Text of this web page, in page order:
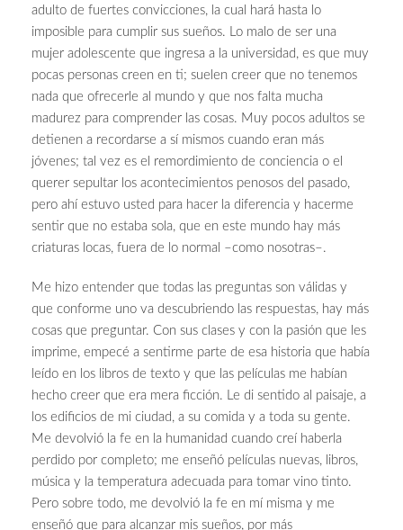
adulto de fuertes convicciones, la cual hará hasta lo
imposible para cumplir sus sueños. Lo malo de ser una
mujer adolescente que ingresa a la universidad, es que muy
pocas personas creen en ti; suelen creer que no tenemos
nada que ofrecerle al mundo y que nos falta mucha
madurez para comprender las cosas. Muy pocos adultos se
detienen a recordarse a sí mismos cuando eran más
jóvenes; tal vez es el remordimiento de conciencia o el
querer sepultar los acontecimientos penosos del pasado,
pero ahí estuvo usted para hacer la diferencia y hacerme
sentir que no estaba sola, que en este mundo hay más
criaturas locas, fuera de lo normal –como nosotras–.
Me hizo entender que todas las preguntas son válidas y
que conforme uno va descubriendo las respuestas, hay más
cosas que preguntar. Con sus clases y con la pasión que les
imprime, empecé a sentirme parte de esa historia que había
leído en los libros de texto y que las películas me habían
hecho creer que era mera ficción. Le di sentido al paisaje, a
los edificios de mi ciudad, a su comida y a toda su gente.
Me devolvió la fe en la humanidad cuando creí haberla
perdido por completo; me enseñó películas nuevas, libros,
música y la temperatura adecuada para tomar vino tinto.
Pero sobre todo, me devolvió la fe en mí misma y me
enseñó que para alcanzar mis sueños, por más